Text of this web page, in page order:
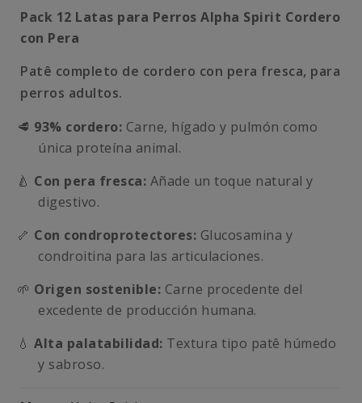
Pack 12 Latas para Perros Alpha Spirit Cordero
con Pera
Patê completo de cordero con pera fresca, para
perros adultos.
🥩 93% cordero: Carne, hígado y pulmón como
única proteína animal.
🍐 Con pera fresca: Añade un toque natural y
digestivo.
🦴 Con condroprotectores: Glucosamina y
condroitina para las articulaciones.
🌱 Origen sostenible: Carne procedente del
excedente de producción humana.
💧 Alta palatabilidad: Textura tipo patê húmedo
y sabroso.